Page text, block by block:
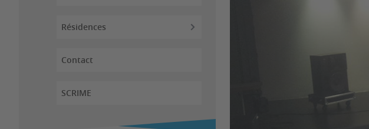
Résidences
Contact
SCRIME